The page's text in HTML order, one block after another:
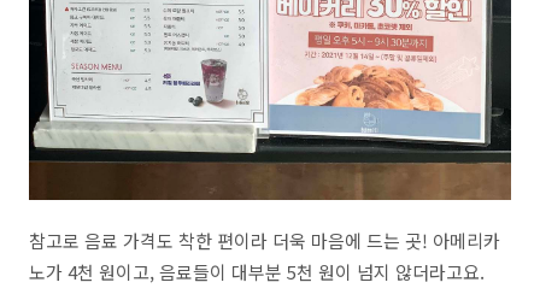
참고로 음료 가격도 착한 편이라 더욱 마음에 드는 곳! 아메리카
노가 4천 원이고, 음료들이 대부분 5천 원이 넘지 않더라고요.